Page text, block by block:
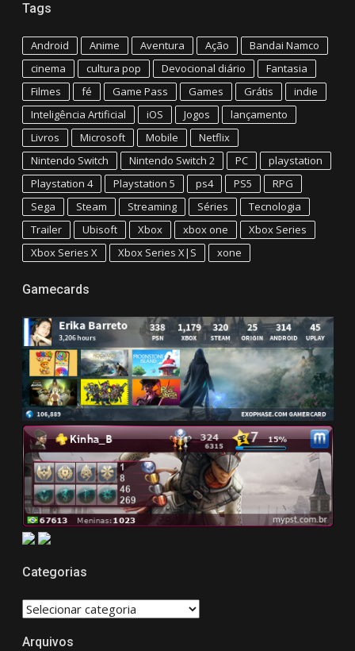
Tags
Android Anime Aventura Ação
Bandai Namco
cinema
cultura pop Devocional diário
Fantasia
Filmes
fé Game Pass Games Grátis
indie
Inteligência Artificial
iOS Jogos
lançamento
Livros
Microsoft Mobile
Netflix
Nintendo Switch
Nintendo Switch 2 PC
playstation
Playstation 4
Playstation 5 ps4 PS5
RPG
Sega
Steam Streaming Séries
Tecnologia
Trailer
Ubisoft Xbox xbox one
Xbox Series
Xbox Series X
Xbox Series X|S xone
Gamecards
Categorias
CATEGORIAS
Arquivos